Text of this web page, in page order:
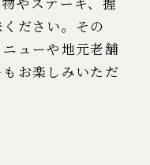
ださい。その
ューや地元老舗
お楽しみいただ